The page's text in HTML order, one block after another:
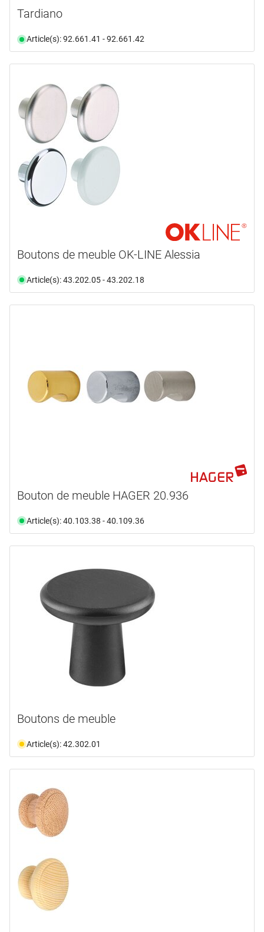
Tardiano
Article(s): 92.661.41 - 92.661.42
Boutons de meuble OK-LINE Alessia
Article(s): 43.202.05 - 43.202.18
Bouton de meuble HAGER 20.936
Article(s): 40.103.38 - 40.109.36
Boutons de meuble
Article(s): 42.302.01